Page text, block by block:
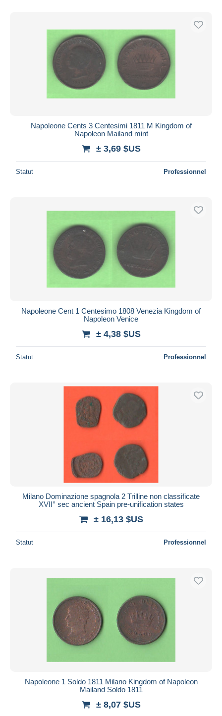
Napoleone Cents 3 Centesimi 1811 M Kingdom of
Napoleon Mailand mint
± 3,69 $US
Statut Professionnel
Napoleone Cent 1 Centesimo 1808 Venezia Kingdom of
Napoleon Venice
± 4,38 $US
Statut Professionnel
Milano Dominazione spagnola 2 Trilline non classificate
XVII° sec ancient Spain pre-unification states
± 16,13 $US
Statut Professionnel
Napoleone 1 Soldo 1811 Milano Kingdom of Napoleon
Mailand Soldo 1811
± 8,07 $US